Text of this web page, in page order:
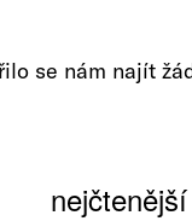
se nám najít